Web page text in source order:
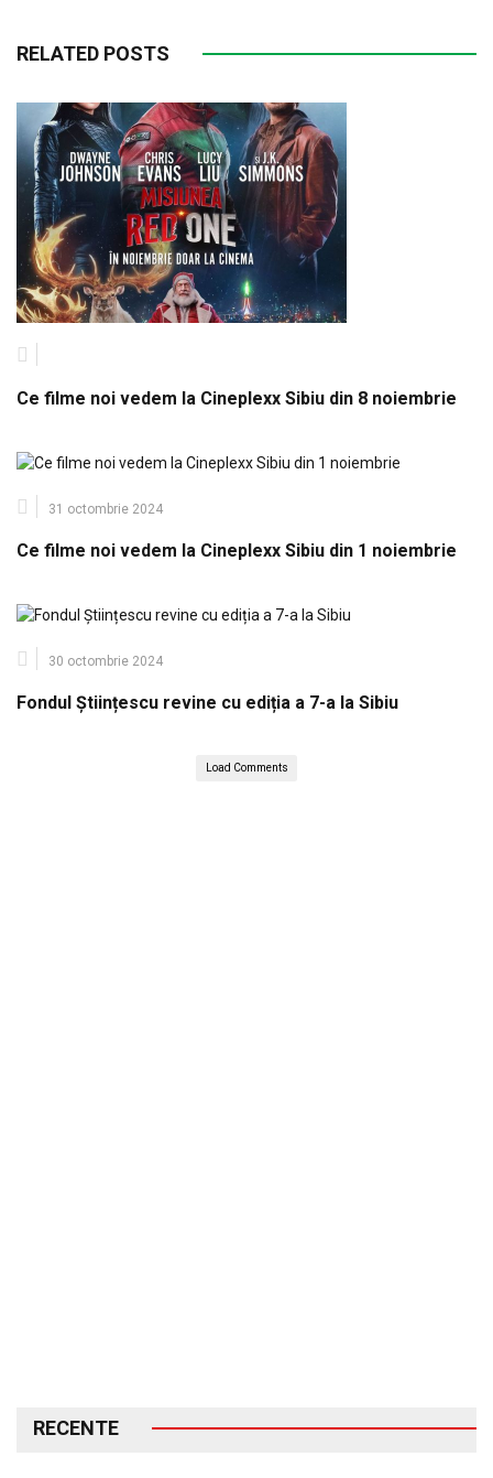
RELATED POSTS
Ce filme noi vedem la Cineplexx Sibiu din 8 noiembrie
31 octombrie 2024
Ce filme noi vedem la Cineplexx Sibiu din 1 noiembrie
30 octombrie 2024
Fondul Științescu revine cu ediția a 7-a la Sibiu
Load Comments
RECENTE